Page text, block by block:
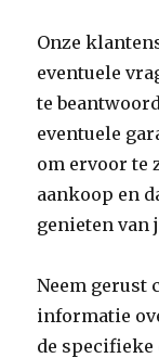
Onze
eventuele
te
eventuele
om ervoor te
aankoop en
genieten van
Neem gerust
informatie
de specifieke